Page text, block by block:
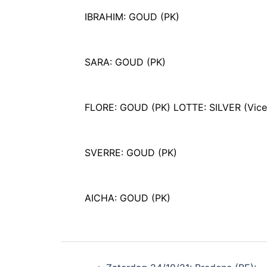
IBRAHIM: GOUD (PK)
SARA: GOUD (PK)
FLORE: GOUD (PK) LOTTE: SILVER
SVERRE: GOUD (PK)
AICHA: GOUD (PK)